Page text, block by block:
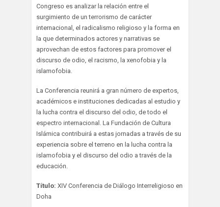
Congreso es analizar la relación entre el
surgimiento de un terrorismo de carácter
internacional, el radicalismo religioso y la forma en
la que determinados actores y narrativas se
aprovechan de estos factores para promover el
discurso de odio, el racismo, la xenofobia y la
islamofobia.
La Conferencia reunirá a gran número de expertos,
académicos e instituciones dedicadas al estudio y
la lucha contra el discurso del odio, de todo el
espectro internacional. La Fundación de Cultura
Islámica contribuirá a estas jornadas a través de su
experiencia sobre el terreno en la lucha contra la
islamofobia y el discurso del odio a través de la
educación.
Título: XIV Conferencia de Diálogo Interreligioso en
Doha